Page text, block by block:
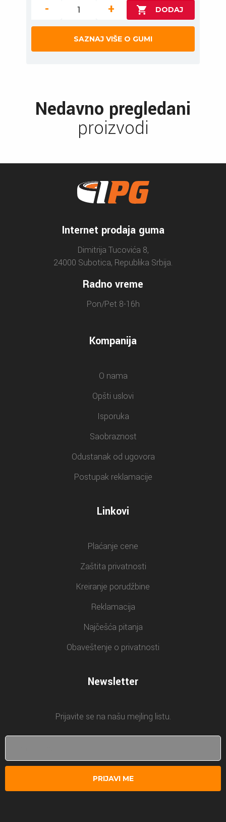
- +
SAZNAJ VIŠE O GUMI
Nedavno pregledani
proizvodi
Internet prodaja guma
Dimitrija Tucovića 8,
24000 Subotica, Republika Srbija.
Radno vreme
Pon/Pet 8-16h
Kompanija
O nama
Opšti uslovi
Isporuka
Saobraznost
Odustanak od ugovora
Postupak reklamacije
Linkovi
Plaćanje cene
Zaštita privatnosti
Kreiranje porudžbine
Reklamacija
Najčešća pitanja
Obaveštenje o privatnosti
Newsletter
Prijavite se na našu mejling listu.
PRIJAVI ME